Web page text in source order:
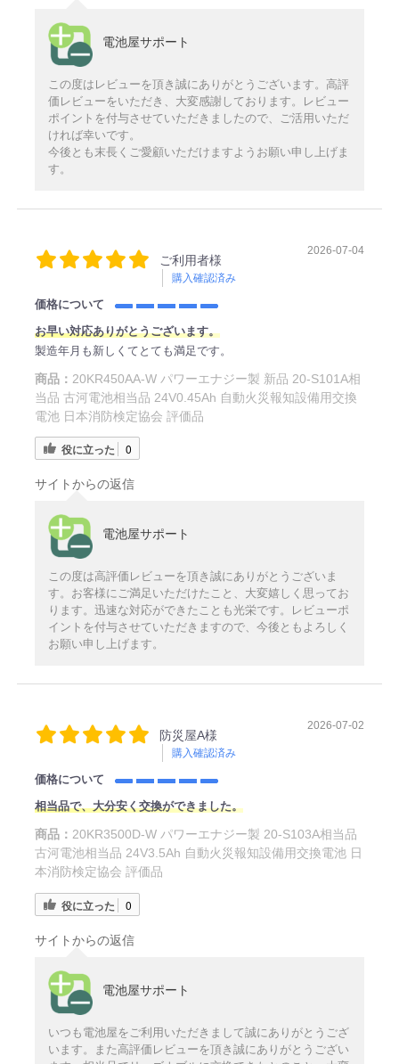
電池屋サポート
この度はレビューを頂き誠にありがとうございます。高評
価レビューをいただき、大変感謝しております。レビュー
ポイントを付与させていただきましたので、ご活用いただ
ければ幸いです。
今後とも末長くご愛顧いただけますようお願い申し上げま
す。
ご利用者様
購入確認済み
2026-07-04
価格について
お早い対応ありがとうございます。
製造年月も新しくてとても満足です。
商品： 20KR450AA-W パワーエナジー製 新品 20-S101A相
当品 古河電池相当品 24V0.45Ah 自動火災報知設備用交換
電池 日本消防検定協会 評価品
役に立った 0
サイトからの返信
電池屋サポート
この度は高評価レビューを頂き誠にありがとうございま
す。お客様にご満足いただけたこと、大変嬉しく思ってお
ります。迅速な対応ができたことも光栄です。レビューポ
イントを付与させていただきますので、今後ともよろしく
お願い申し上げます。
防災屋A様
購入確認済み
2026-07-02
価格について
相当品で、大分安く交換ができました。
商品： 20KR3500D-W パワーエナジー製 20-S103A相当品
古河電池相当品 24V3.5Ah 自動火災報知設備用交換電池 日
本消防検定協会 評価品
役に立った 0
サイトからの返信
電池屋サポート
いつも電池屋をご利用いただきまして誠にありがとうござ
います。また高評価レビューを頂き誠にありがとうござい